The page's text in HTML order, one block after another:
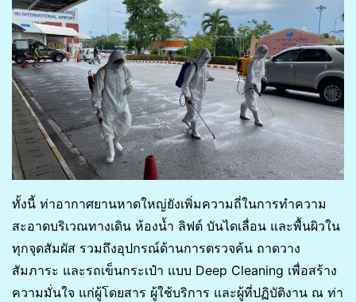
ทั้งนี้ ท่าอากาศยานหาดใหญ่ยังเพิ่มความถี่ในการทำความ
สะอาดบริเวณทางเดิน ห้องน้ำ ลิฟต์ บันไดเลื่อน และพื้นผิวใน
ทุกจุดสัมผัส รวมถึงอุปกรณ์ด้านการตรวจค้น ถาดวาง
สัมภาระ และรถเข็นกระเป๋า แบบ Deep Cleaning เพื่อสร้าง
ความมั่นใจ แก่ผู้โดยสาร ผู้ใช้บริการ และผู้ที่ปฏิบัติงาน ณ ท่า